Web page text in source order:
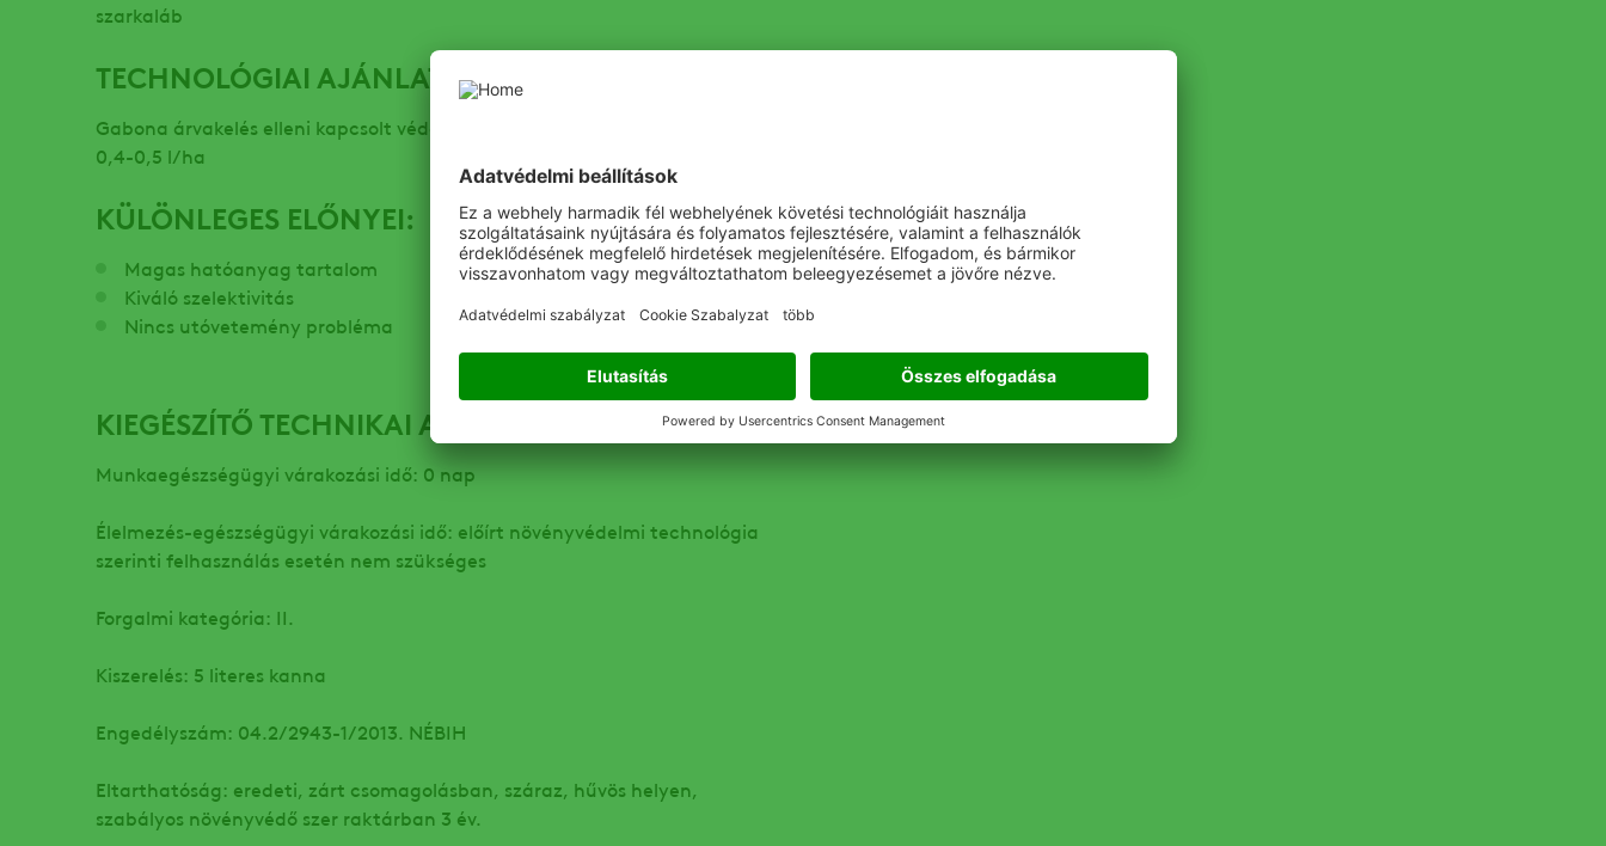
szarkaláb
TECHNOLÓGIAI AJÁNLAT:
Gabona árvakelés elleni kapcsolt védelem: SULTAN TOP 2,0 l/ha + AGIL
0,4-0,5 l/ha
KÜLÖNLEGES ELŐNYEI:
Magas hatóanyag tartalom
Kiváló szelektivitás
Nincs utóvetemény probléma
KIEGÉSZÍTŐ TECHNIKAI ADATOK:
Munkaegészségügyi várakozási idő: 0 nap
Élelmezés-egészségügyi várakozási idő: előírt növényvédelmi technológia
szerinti felhasználás esetén nem szükséges
Forgalmi kategória: II.
Kiszerelés: 5 literes kanna
Engedélyszám: 04.2/2943-1/2013. NÉBIH
Eltarthatóság: eredeti, zárt csomagolásban, száraz, hűvös helyen,
szabályos növényvédő szer raktárban 3 év.